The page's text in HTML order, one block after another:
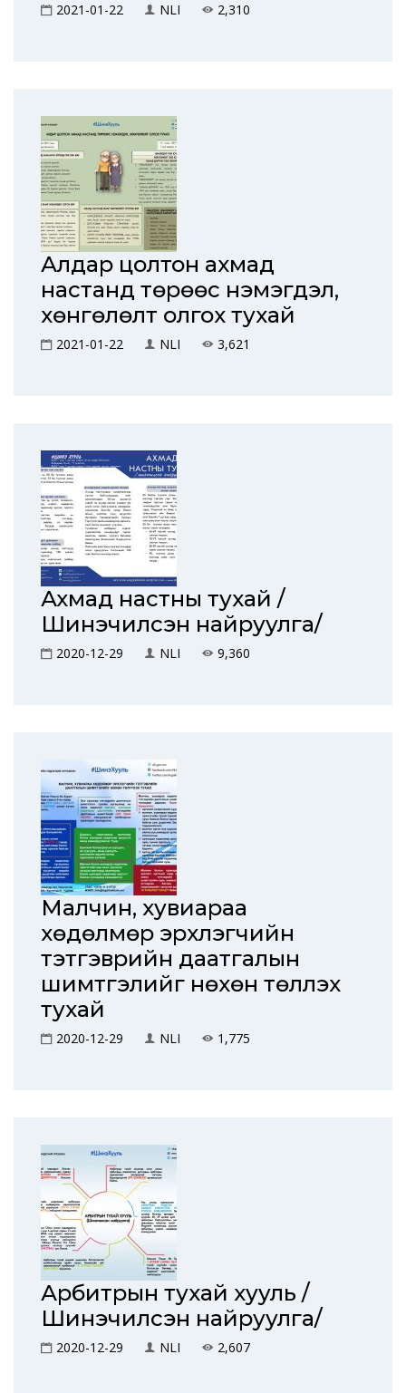
2021-01-22 NLI 2,310
Алдар цолтон ахмад
настанд төрөөс нэмэгдэл,
хөнгөлөлт олгох тухай
2021-01-22 NLI 3,621
Ахмад настны тухай /
Шинэчилсэн найруулга/
2020-12-29 NLI 9,360
Малчин, хувиараа
хөдөлмөр эрхлэгчийн
тэтгэврийн даатгалын
шимтгэлийг нөхөн төлүүлэх
тухай
2020-12-29 NLI 1,775
Арбитрын тухай хууль /
Шинэчилсэн найруулга/
2020-12-29 NLI 2,607